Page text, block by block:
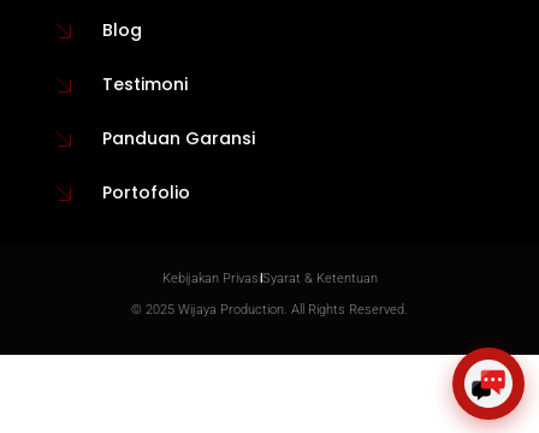
Blog
Testimoni
Panduan Garansi
Portofolio
Kebijakan PrivasiSyarat & Ketentuan
© 2025 Wijaya Production. All Rights Reserved.